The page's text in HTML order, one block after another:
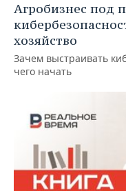
Агробизнес под
хозяйство
Зачем выстраивать
чего начать